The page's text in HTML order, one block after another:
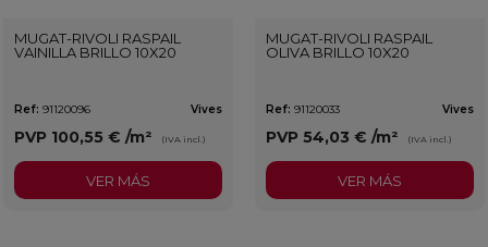
MUGAT-RIVOLI RASPAIL
VAINILLA BRILLO 10X20
Ref: 91120096 Vives
PVP 100,55 € /m² (IVA incl.)
VER MÁS
MUGAT-RIVOLI RASPAIL
OLIVA BRILLO 10X20
Ref: 91120033 Vives
PVP 54,03 € /m² (IVA incl.)
VER MÁS